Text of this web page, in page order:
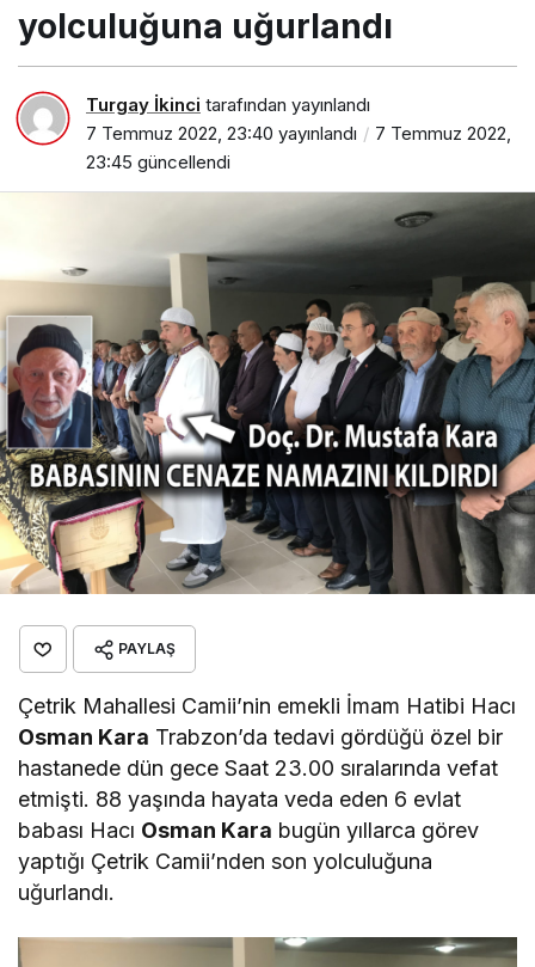
yolculuğuna uğurlandı
Turgay İkinci tarafından yayınlandı
7 Temmuz 2022, 23:40 yayınlandı
7 Temmuz 2022,
23:45 güncellendi
PAYLAŞ
Çetrik Mahallesi Camii’nin emekli İmam Hatibi Hacı
Osman Kara Trabzon’da tedavi gördüğü özel bir
hastanede dün gece Saat 23.00 sıralarında vefat
etmişti. 88 yaşında hayata veda eden 6 evlat
babası Hacı Osman Kara bugün yıllarca görev
yaptığı Çetrik Camii’nden son yolculuğuna
uğurlandı.